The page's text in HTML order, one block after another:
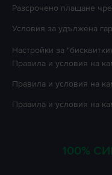
Разсрочено плащане
Условия за удължена
Настройки за
Правила и условия на
Правила и условия на
Правила и условия на
100%